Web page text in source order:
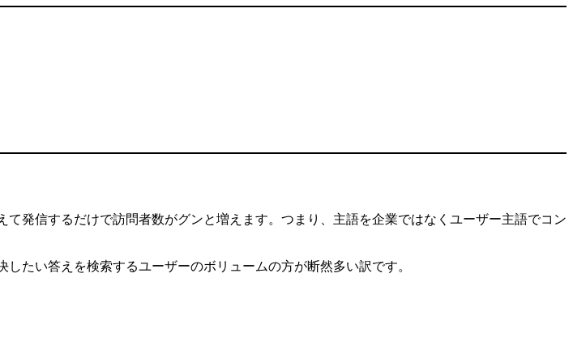
発信するだけで訪問者数がグンと増えます。つまり、主語を企業ではなくユーザー主語でコン
たい答えを検索するユーザーのボリュームの方が断然多い訳です。